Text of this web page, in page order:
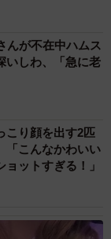
んが不在中ハムス
しわ、「急に老
こり顔を出す2匹
こんなかわいい
ットすぎる！」